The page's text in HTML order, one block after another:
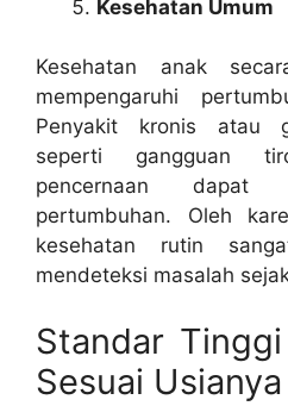
Kesehatan Umum
Kesehatan anak
mempengaruhi
Penyakit kronis atau
seperti gangguan
pencernaan dapat
pertumbuhan. Oleh
kesehatan rutin
mendeteksi masalah
Standar
Sesuai Usianya